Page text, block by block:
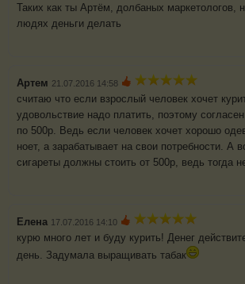
Таких как ты Артём, долбаных маркетологов,
людях деньги делать
Артем 21.07.2016 14:58
считаю что если взрослый человек хочет
удовольствие надо платить, поэтому
по 500р. Ведь если человек хочет хорошо
ноет, а зарабатывает на свои потребности. А
сигареты должны стоить от 500р, ведь тогда
Елена 17.07.2016 14:10
курю много лет и буду курить! Денег
день. Задумала выращивать табак